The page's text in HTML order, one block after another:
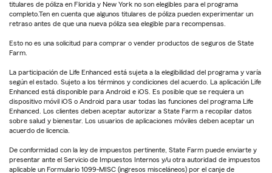
titulares de póliza en Florida y New York no son elegibles para el programa
completo.Ten en cuenta que algunos titulares de póliza pueden experimentar un
retraso antes de que una nueva póliza sea elegible para recompensas.
Esto no es una solicitud para comprar o vender productos de seguros de State
Farm.
La participación de Life Enhanced está sujeta a la elegibilidad del programa y varía
según el estado. Sujeto a los términos y condiciones del acuerdo. La aplicación Life
Enhanced está disponible para Android e iOS. Es posible que se requiera un
dispositivo móvil iOS o Android para usar todas las funciones del programa Life
Enhanced. Los clientes deben aceptar autorizar a State Farm a recopilar datos
sobre salud y bienestar. Los usuarios de aplicaciones móviles deben aceptar un
acuerdo de licencia.
De conformidad con la ley de impuestos pertinente, State Farm puede enviarte y
presentar ante el Servicio de Impuestos Internos y/u otra autoridad de impuestos
aplicable un Formulario 1099-MISC (ingresos misceláneos) por el canje de